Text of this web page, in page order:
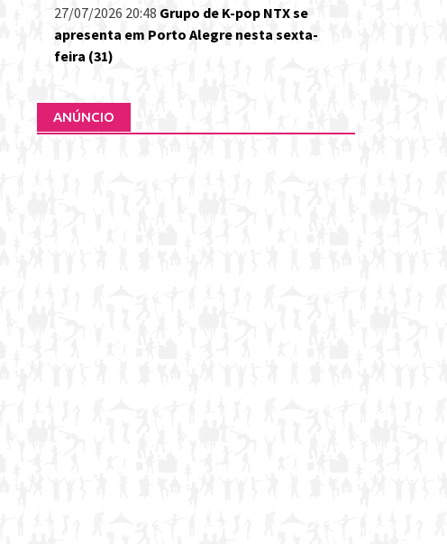
27/07/2026 20:48 Grupo de K-pop NTX se
apresenta em Porto Alegre nesta sexta-
feira (31)
ANÚNCIO